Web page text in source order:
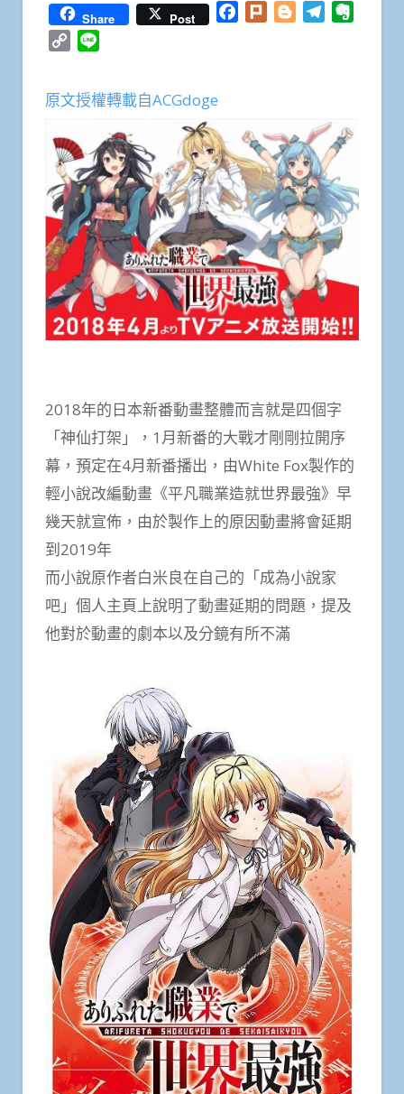
Share Post Facebook
Plurk BloggerTelegram
Copy
原文授權轉載自ACGdoge
2018年的日本新番動畫整體而言就是四個字
「神仙打架」，1月新番的大戰才剛剛拉開序
幕，預定在4月新番播出，由White Fox製作的
輕小說改編動畫《平凡職業造就世界最強》早
幾天就宣佈，由於製作上的原因動畫將會延期
到2019年
而小說原作者白米良在自己的「成為小說家
吧」個人主頁上說明了動畫延期的問題，提及
他對於動畫的劇本以及分鏡有所不滿